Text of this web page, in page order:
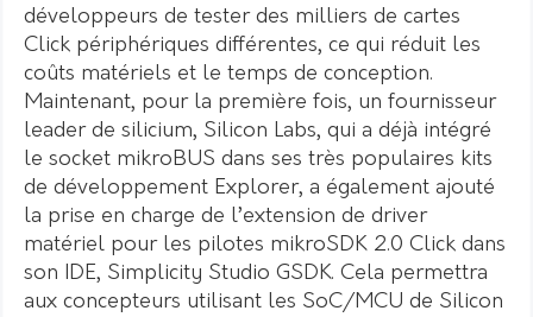
développeurs de tester des milliers de cartes
Click périphériques différentes, ce qui réduit les
coûts matériels et le temps de conception.
Maintenant, pour la première fois, un fournisseur
leader de silicium, Silicon Labs, qui a déjà intégré
le socket mikroBUS dans ses très populaires kits
de développement Explorer, a également ajouté
la prise en charge de l’extension de driver
matériel pour les pilotes mikroSDK 2.0 Click dans
son IDE, Simplicity Studio GSDK. Cela permettra
aux concepteurs utilisant les SoC/MCU de Silicon